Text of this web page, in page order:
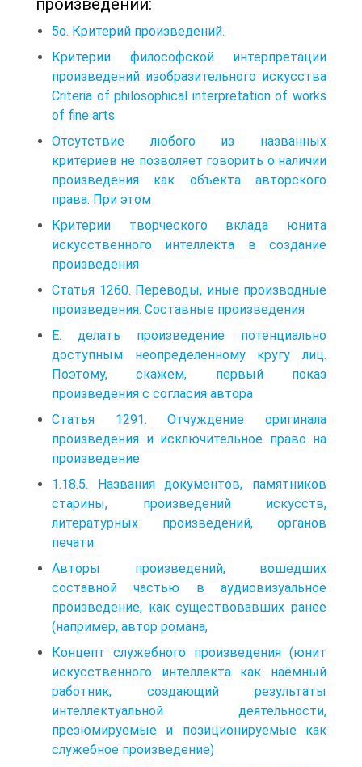
произведений:
5о. Критерий произведений.
Критерии философской интерпретации
произведений изобразительного искусства
Criteria of philosophical interpretation of works
of fine arts
Отсутствие любого из названных
критериев не позволяет говорить о наличии
произведения как объекта авторского
права. При этом
Критерии творческого вклада юнита
искусственного интеллекта в создание
произведения
Статья 1260. Переводы, иные производные
произведения. Составные произведения
Е. делать произведение потенциально
доступным неопределенному кругу лиц.
Поэтому, скажем, первый показ
произведения с согласия автора
Статья 1291. Отчуждение оригинала
произведения и исключительное право на
произведение
1.18.5. Названия документов, памятников
старины, произведений искусств,
литературных произведений, органов
печати
Авторы произведений, вошедших
составной частью в аудиовизуальное
произведение, как существовавших ранее
(например, автор романа,
Концепт служебного произведения (юнит
искусственного интеллекта как наёмный
работник, создающий результаты
интеллектуальной деятельности,
презюмируемые и позиционируемые как
служебное произведение)